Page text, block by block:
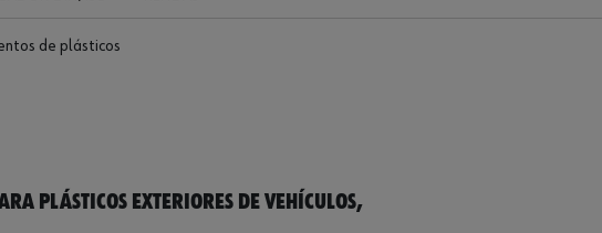
de plásticos
plásticos exteriores de vehículos,